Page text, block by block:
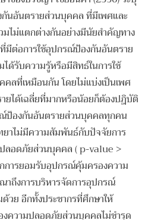
นอันตรายส่วนบุคคล ที่มีเพศและ
ไม่แตกต่างกันอย่างมีนัยสำคัญทาง
ต่อการใช้อุปกรณ์ป้องกันอันตราย
ด้รับความรู้หรือมีสิทธ์ในการใช้
ลที่เหมือนกัน โดยไม่แบ่งเป็นเพศ
ยได้เฉลี่ยที่มากหรือน้อยก็ต้องปฎิบัติ
ณ์ป้องกันอันตรายส่วนบุคคลทุกคน
ยาไม่มีความสัมพันธ์กับปัจจัยการ
ลอดภัยส่วนบุคคล ( p-value >
กการยอมรับอุปกรณ์คุ้มครองความ
ถึงการบริหารจัดการอุปกรณ์
วย อีกทั้งประชากรที่ศึกษาให้
ความปลอดภัยส่วนบุคคลไม่ชำรุด